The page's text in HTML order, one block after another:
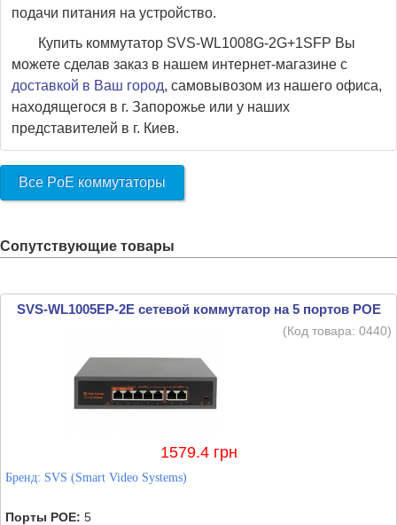
подачи питания на устройство.
Купить коммутатор SVS-WL1008G-2G+1SFP Вы
можете сделав заказ в нашем интернет-магазине с
доставкой в Ваш город, самовывозом из нашего офиса,
находящегося в г. Запорожье или у наших
представителей в г. Киев.
Все PoE коммутаторы
Сопутствующие товары
SVS-WL1005EP-2E сетевой коммутатор на 5 портов POE
(Код товара: 0440)
1579.4 грн
Бренд: SVS (Smart Video Systems)
Порты POE: 5